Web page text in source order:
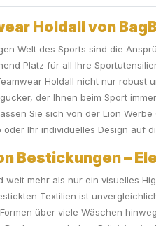
Holdall von
Welt des Sports sind die
Platz für all Ihre
Holdall nicht nur robust
der Ihnen beim Sport
Sie sich von der Lion
oder Ihr individuelles Design auf
Bestickungen –
weit mehr als nur ein visuelles
Textilien ist
über viele Wäschen